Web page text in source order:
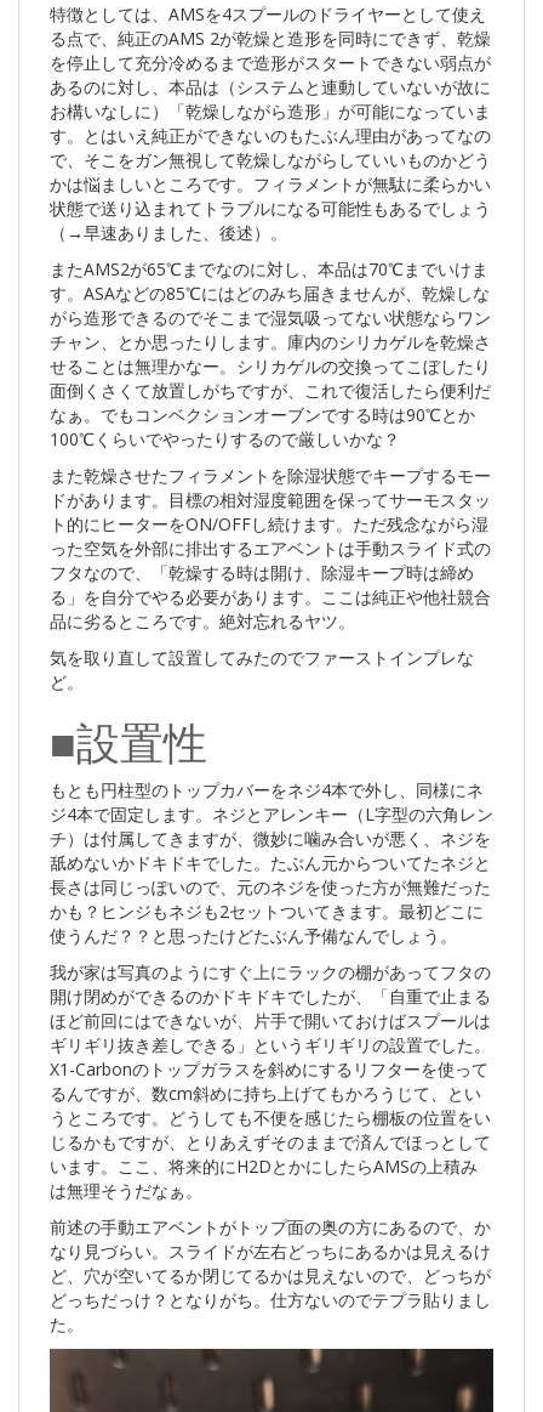
特徴としては、AMSを4スプールのドライヤーとして使え
る点で、純正のAMS 2が乾燥と造形を同時にできず、乾燥
を停止して充分冷めるまで造形がスタートできない弱点が
あるのに対し、本品は（システムと連動していないが故に
お構いなしに）「乾燥しながら造形」が可能になっていま
す。とはいえ純正ができないのもたぶん理由があってなの
で、そこをガン無視して乾燥しながらしていいものかどう
かは悩ましいところです。フィラメントが無駄に柔らかい
状態で送り込まれてトラブルになる可能性もあるでしょう
（→早速ありました、後述）。
またAMS2が65℃までなのに対し、本品は70℃までいけま
す。ASAなどの85℃にはどのみち届きませんが、乾燥しな
がら造形できるのでそこまで湿気吸ってない状態ならワン
チャン、とか思ったりします。庫内のシリカゲルを乾燥さ
せることは無理かなー。シリカゲルの交換ってこぼしたり
面倒くさくて放置しがちですが、これで復活したら便利だ
なぁ。でもコンベクションオーブンでする時は90℃とか
100℃くらいでやったりするので厳しいかな？
また乾燥させたフィラメントを除湿状態でキープするモー
ドがあります。目標の相対湿度範囲を保ってサーモスタッ
ト的にヒーターをON/OFFし続けます。ただ残念ながら湿
った空気を外部に排出するエアベントは手動スライド式の
フタなので、「乾燥する時は開け、除湿キープ時は締め
る」を自分でやる必要があります。ここは純正や他社競合
品に劣るところです。絶対忘れるヤツ。
気を取り直して設置してみたのでファーストインプレな
ど。
■設置性
もとも円柱型のトップカバーをネジ4本で外し、同様にネ
ジ4本で固定します。ネジとアレンキー（L字型の六角レン
チ）は付属してきますが、微妙に噛み合いが悪く、ネジを
舐めないかドキドキでした。たぶん元からついてたネジと
長さは同じっぽいので、元のネジを使った方が無難だった
かも？ヒンジもネジも2セットついてきます。最初どこに
使うんだ？？と思ったけどたぶん予備なんでしょう。
我が家は写真のようにすぐ上にラックの棚があってフタの
開け閉めができるのかドキドキでしたが、「自重で止まる
ほど前回にはできないが、片手で開いておけばスプールは
ギリギリ抜き差しできる」というギリギリの設置でした。
X1-Carbonのトップガラスを斜めにするリフターを使って
るんですが、数cm斜めに持ち上げてもかろうじて、とい
うところです。どうしても不便を感じたら棚板の位置をい
じるかもですが、とりあえずそのままで済んでほっとして
います。ここ、将来的にH2DとかにしたらAMSの上積み
は無理そうだなぁ。
前述の手動エアベントがトップ面の奥の方にあるので、か
なり見づらい。スライドが左右どっちにあるかは見えるけ
ど、穴が空いてるか閉じてるかは見えないので、どっちが
どっちだっけ？となりがち。仕方ないのでテプラ貼りまし
た。